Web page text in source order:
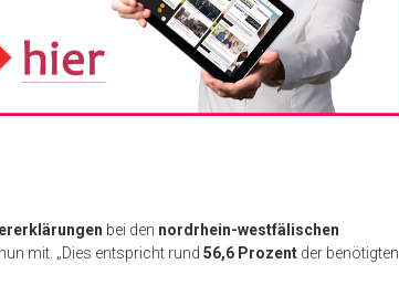
bei den nordrhein-westfälischen
mit. „Dies entspricht rund 56,6 Prozent der benötigten